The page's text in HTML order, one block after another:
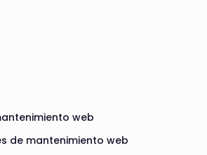
web
de mantenimiento web